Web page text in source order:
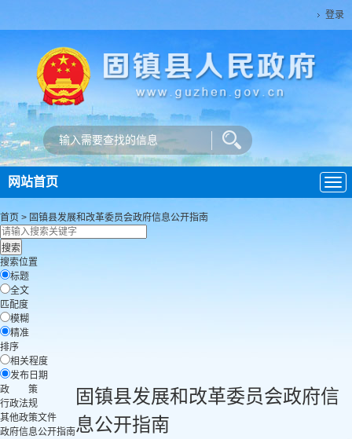
登录
导
航
网站首页
首页 > 固镇县发展和改革委员会政府信息公开指南
搜索位置
标题
全文
匹配度
模糊
精准
排序
相关程度
发布日期
政 策
行政法规
其他政策文件
政府信息公开指南
固镇县发展和改革委员会政府信
息公开指南